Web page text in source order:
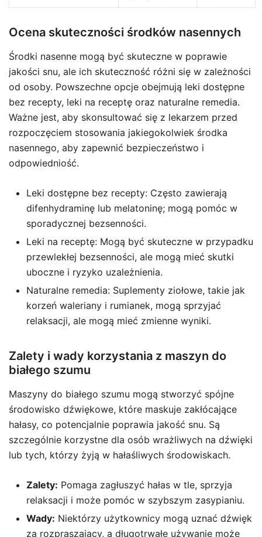
Ocena skuteczności środków nasennych
Środki nasenne mogą być skuteczne w poprawie
jakości snu, ale ich skuteczność różni się w zależności
od osoby. Powszechne opcje obejmują leki dostępne
bez recepty, leki na receptę oraz naturalne remedia.
Ważne jest, aby skonsultować się z lekarzem przed
rozpoczęciem stosowania jakiegokolwiek środka
nasennego, aby zapewnić bezpieczeństwo i
odpowiedniość.
Leki dostępne bez recepty: Często zawierają
difenhydraminę lub melatoninę; mogą pomóc w
sporadycznej bezsenności.
Leki na receptę: Mogą być skuteczne w przypadku
przewlekłej bezsenności, ale mogą mieć skutki
uboczne i ryzyko uzależnienia.
Naturalne remedia: Suplementy ziołowe, takie jak
korzeń waleriany i rumianek, mogą sprzyjać
relaksacji, ale mogą mieć zmienne wyniki.
Zalety i wady korzystania z maszyn do
białego szumu
Maszyny do białego szumu mogą stworzyć spójne
środowisko dźwiękowe, które maskuje zakłócające
hałasy, co potencjalnie poprawia jakość snu. Są
szczególnie korzystne dla osób wrażliwych na dźwięki
lub tych, którzy żyją w hałaśliwych środowiskach.
Zalety: Pomaga zagłuszyć hałas w tle, sprzyja
relaksacji i może pomóc w szybszym zasypianiu.
Wady: Niektórzy użytkownicy mogą uznać dźwięk
za rozpraszający, a długotrwałe używanie może